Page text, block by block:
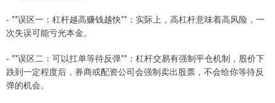
- **误区一：杠杆越高赚钱越快**：实际上，高杠杆意味着高风险，一
次失误可能亏光本金。
- **误区二：可以扛单等待反弹**：杠杆交易有强制平仓机制，股价下
跌到一定程度后，券商或配资公司会强制卖出股票，不会给你等待反
弹的机会。